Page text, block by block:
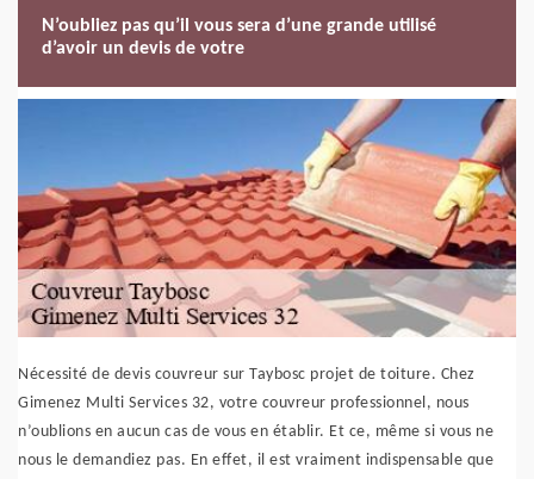
N’oubliez pas qu’il vous sera d’une grande utilisé
d’avoir un devis de votre
Nécessité de devis couvreur sur Taybosc projet de toiture. Chez
Gimenez Multi Services 32, votre couvreur professionnel, nous
n’oublions en aucun cas de vous en établir. Et ce, même si vous ne
nous le demandiez pas. En effet, il est vraiment indispensable que